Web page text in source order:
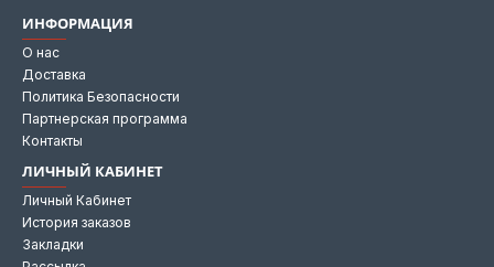
ИНФОРМАЦИЯ
О нас
Доставка
Политика Безопасности
Партнерская программа
Контакты
ЛИЧНЫЙ КАБИНЕТ
Личный Кабинет
История заказов
Закладки